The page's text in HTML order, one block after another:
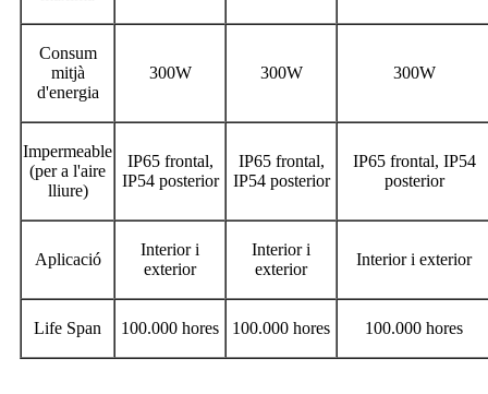
Consum
mitjà
d'energia
300W 300W 300W
Impermeable
(per a l'aire
lliure)
IP65 frontal,
IP54 posterior
IP65 frontal,
IP54 posterior
IP65 frontal, IP54
posterior
Aplicació
Interior i
exterior
Interior i
exterior
Interior i exterior
Life Span 100.000 hores 100.000 hores 100.000 hores